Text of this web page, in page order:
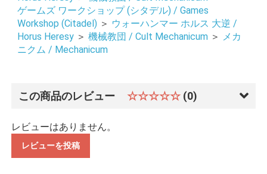
お買い物を続ける
ゲームズ ワークショップ (シタデル) / Games
Workshop (Citadel) ＞ ウォーハンマー ホルス 大逆 /
Horus Heresy ＞ 機械教団 / Cult Mechanicum ＞ メカ
ニクム / Mechanicum
この商品のレビュー ☆☆☆☆☆ (0)
レビューはありません。
レビューを投稿